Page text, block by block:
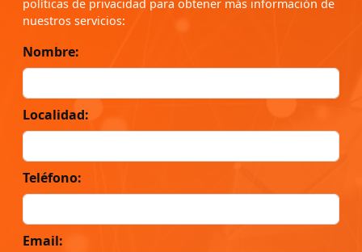
políticas de privacidad para obtener más información de
nuestros servicios:
Nombre:
Localidad:
Teléfono:
Email: